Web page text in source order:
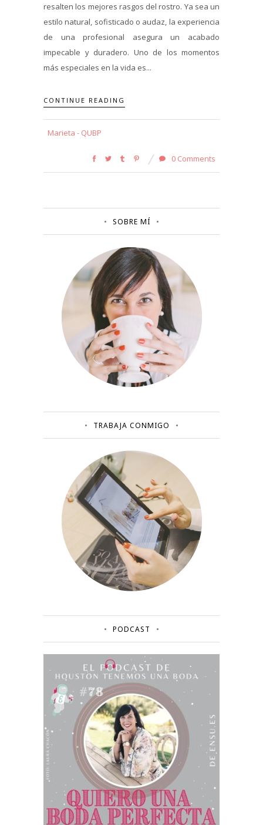
resalten los mejores rasgos del rostro. Ya sea un
estilo natural, sofisticado o audaz, la experiencia
de una profesional asegura un acabado
impecable y duradero. Uno de los momentos
más especiales en la vida es...
CONTINUE READING
Marieta - QUBP
0 Comments
SOBRE MÍ
TRABAJA CONMIGO
PODCAST